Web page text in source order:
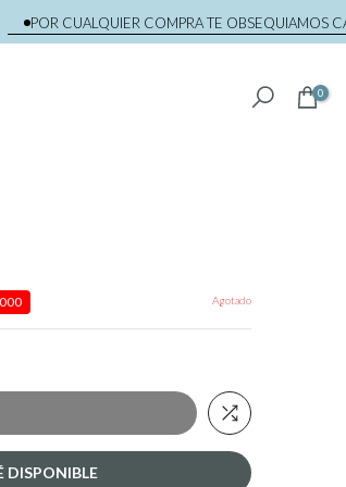
POR CUALQUIER COMPRA TE OBSEQUIAMOS
0
Agotado
DISPONIBLE